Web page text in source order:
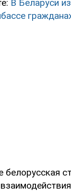
В Беларуси
белорусская